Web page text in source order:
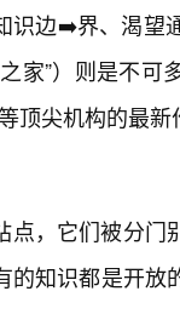
识边➡️界、渴望
家”）则是不
顶尖机构的最
点，它们被分门
的知识都是开